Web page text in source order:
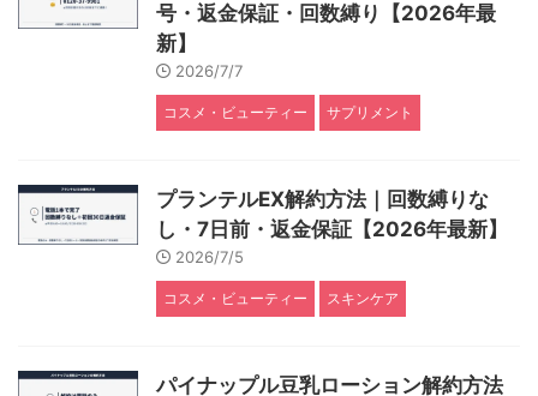
号・返金保証・回数縛り【2026年最
新】
2026/7/7
コスメ・ビューティー サプリメント
プランテルEX解約方法｜回数縛りな
し・7日前・返金保証【2026年最新】
2026/7/5
コスメ・ビューティー スキンケア
パイナップル豆乳ローション解約方法